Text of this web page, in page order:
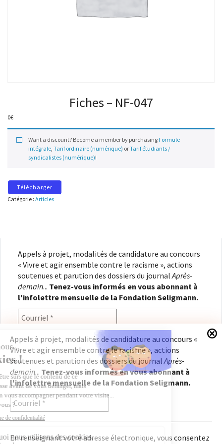
Fiches – NF-047
0€
Want a discount? Become a member by purchasing Formule
intégrale, Tarif ordinaire (numérique) orTarif étudiants /
syndicalistes (numérique)!
Télécharger
Catégorie : Articles
Appels à projet, modalités de candidature au concours
« Vivre et agir ensemble contre le racisme », actions
soutenues et parution des dossiers du journal Après-
demain... Tenez-vous informés en vous abonnant à
l'infolettre mensuelle de la Fondation Seligmann.
En renseignant votre adresse électronique, vous
consentez à recevoir l'infolettre de la Fondation
Seligmann, conformément à notrepolitique de
confidentialité. Il vous sera possible de vous
désabonner à tout moment.
Appels à projet, modalités de candidature au concours «
Vivre et agir ensemble contre le racisme », actions
soutenues et parution des dossiers du journalAprès-
demain... Tenez-vous informés en vous abonnant à
l'infolettre mensuelle de la Fondation Seligmann.
En renseignant votre adresse électronique, vous consentez